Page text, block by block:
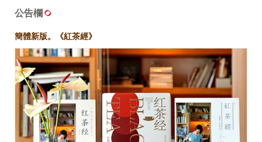
公告欄
簡體新版。《紅茶經》